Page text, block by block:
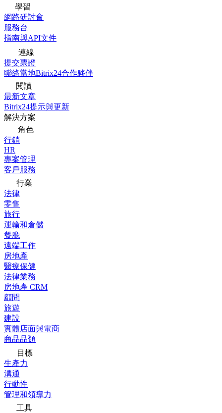
學習
網路研討會
服務台
指南與API文件
連線
提交票證
聯絡當地Bitrix24合作夥伴
閱讀
最新文章
Bitrix24提示與更新
解決方案
角色
行銷
HR
專案管理
客戶服務
行業
法律
零售
旅行
運輸和倉儲
餐廳
遠端工作
房地產
醫療保健
法律業務
房地產 CRM
顧問
旅遊
建設
實體店面與電商
商品品類
目標
生產力
溝通
行動性
管理和領導力
工具